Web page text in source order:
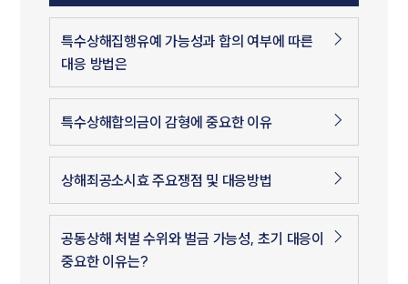
특수상해집행유예 가능성과 합의 여부에 따른
대응 방법은
특수상해합의금이 감형에 중요한 이유
상해죄공소시효 주요쟁점 및 대응방법
공동상해 처벌 수위와 벌금 가능성, 초기 대응이
중요한 이유는?